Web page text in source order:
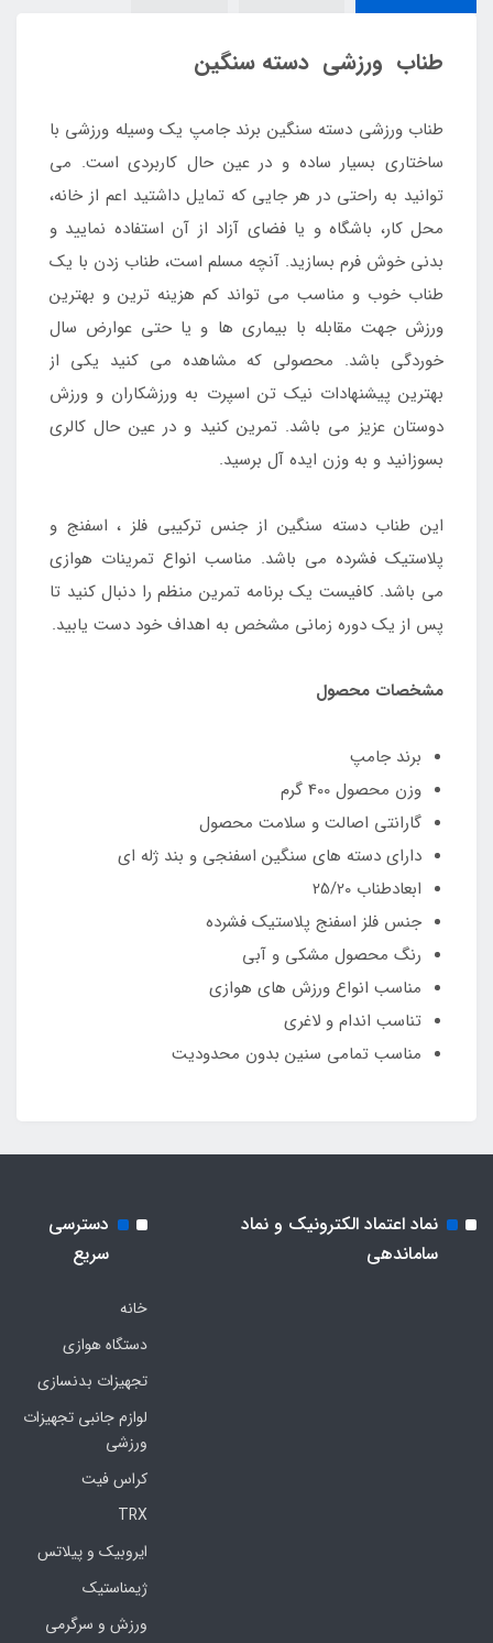
طناب ورزشی دسته سنگین
طناب ورزشی دسته سنگین برند جامپ یک وسیله ورزشی با
ساختاری بسیار ساده و در عین حال کاربردی است. می
توانید به راحتی در هر جایی که تمایل داشتید اعم از خانه،
محل کار، باشگاه و یا فضای آزاد از آن استفاده نمایید و
بدنی خوش فرم بسازید. آنچه مسلم است، طناب زدن با یک
طناب خوب و مناسب می تواند کم هزینه ترین و بهترین
ورزش جهت مقابله با بیماری ها و یا حتی عوارض سال
خوردگی باشد. محصولی که مشاهده می کنید یکی از
بهترین پیشنهادات نیک تن اسپرت به ورزشکاران و ورزش
دوستان عزیز می باشد. تمرین کنید و در عین حال کالری
بسوزانید و به وزن ایده آل برسید.
این طناب دسته سنگین از جنس ترکیبی فلز ، اسفنج و
پلاستیک فشرده می باشد. مناسب انواع تمرینات هوازی
می باشد. کافیست یک برنامه تمرین منظم را دنبال کنید تا
پس از یک دوره زمانی مشخص به اهداف خود دست یابید.
مشخصات محصول
برند جامپ
وزن محصول 400 گرم
گارانتی اصالت و سلامت محصول
دارای دسته های سنگین اسفنجی و بند ژله ای
ابعادطناب 25/20
جنس فلز اسفنج پلاستیک فشرده
رنگ محصول مشکی و آبی
مناسب انواع ورزش های هوازی
تناسب اندام و لاغری
مناسب تمامی سنین بدون محدودیت
نماد اعتماد الکترونیک و نماد
ساماندهی
دسترسی
سریع
خانه
دستگاه هوازی
تجهیزات بدنسازی
لوازم جانبی تجهیزات
ورزشی
کراس فیت
TRX
ایروبیک و پیلاتس
ژیمناستیک
ورزش و سرگرمی